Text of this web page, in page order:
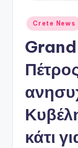
P
Αναρτήθηκε
σε
Crete News
κάτι